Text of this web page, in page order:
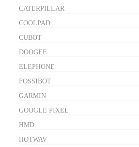
CATERPILLAR
COOLPAD
CUBOT
DOOGEE
ELEPHONE
FOSSIBOT
GARMIN
GOOGLE PIXEL
HMD
HOTWAV